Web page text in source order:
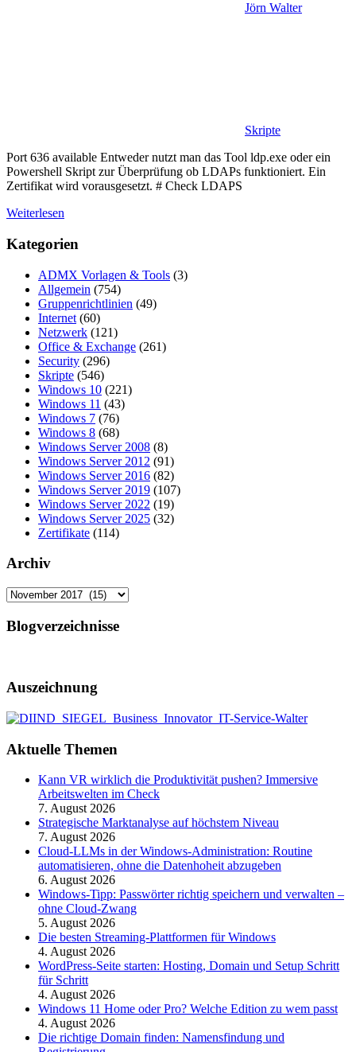
Jörn Walter
Skripte
Port 636 available Entweder nutzt man das Tool ldp.exe oder ein
Powershell Skript zur Überprüfung ob LDAPs funktioniert. Ein
Zertifikat wird vorausgesetzt. # Check LDAPS
Weiterlesen
Kategorien
ADMX Vorlagen & Tools (3)
Allgemein (754)
Gruppenrichtlinien (49)
Internet (60)
Netzwerk (121)
Office & Exchange (261)
Security (296)
Skripte (546)
Windows 10 (221)
Windows 11 (43)
Windows 7 (76)
Windows 8 (68)
Windows Server 2008 (8)
Windows Server 2012 (91)
Windows Server 2016 (82)
Windows Server 2019 (107)
Windows Server 2022 (19)
Windows Server 2025 (32)
Zertifikate (114)
Archiv
Archiv
Blogverzeichnisse
Auszeichnung
Aktuelle Themen
Kann VR wirklich die Produktivität pushen? Immersive
Arbeitswelten im Check
7. August 2026
Strategische Marktanalyse auf höchstem Niveau
7. August 2026
Cloud-LLMs in der Windows-Administration: Routine
automatisieren, ohne die Datenhoheit abzugeben
6. August 2026
Windows-Tipp: Passwörter richtig speichern und verwalten –
ohne Cloud-Zwang
5. August 2026
Die besten Streaming-Plattformen für Windows
4. August 2026
WordPress-Seite starten: Hosting, Domain und Setup Schritt
für Schritt
4. August 2026
Windows 11 Home oder Pro? Welche Edition zu wem passt
4. August 2026
Die richtige Domain finden: Namensfindung und